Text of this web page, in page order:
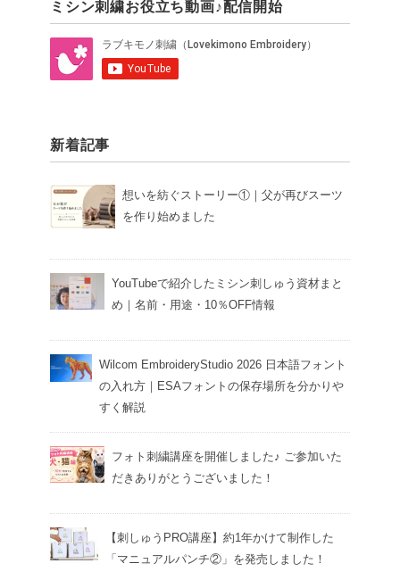
ミシン刺繍お役立ち動画♪配信開始
新着記事
想いを紡ぐストーリー①｜父が再びスーツ
を作り始めました
YouTubeで紹介したミシン刺しゅう資材まと
め｜名前・用途・10％OFF情報
Wilcom EmbroideryStudio 2026 日本語フォント
の入れ方｜ESAフォントの保存場所を分かりや
すく解説
フォト刺繍講座を開催しました♪ ご参加いた
だきありがとうございました！
【刺しゅうPRO講座】約1年かけて制作した
「マニュアルパンチ②」を発売しました！